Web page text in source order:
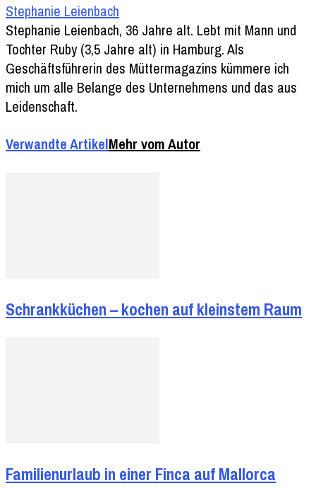
Stephanie Leienbach
Stephanie Leienbach, 36 Jahre alt. Lebt mit Mann und
Tochter Ruby (3,5 Jahre alt) in Hamburg. Als
Geschäftsführerin des Müttermagazins kümmere ich
mich um alle Belange des Unternehmens und das aus
Leidenschaft.
Verwandte ArtikelMehr vom Autor
Schrankküchen – kochen auf kleinstem Raum
Familienurlaub in einer Finca auf Mallorca